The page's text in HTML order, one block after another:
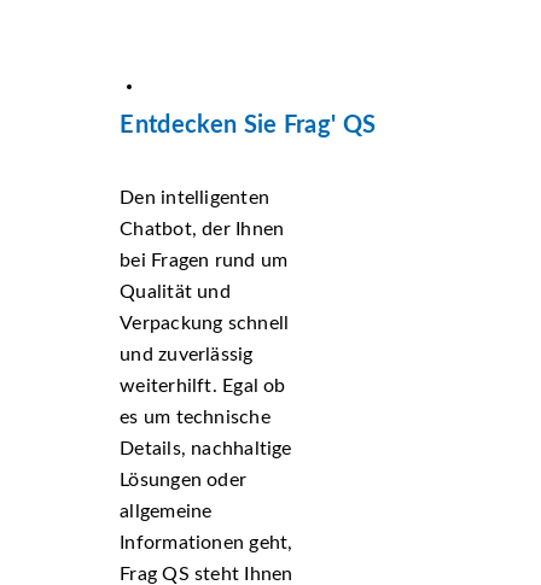
Entdecken Sie Frag' QS
Den intelligenten
Chatbot, der Ihnen
bei Fragen rund um
Qualität und
Verpackung schnell
und zuverlässig
weiterhilft. Egal ob
es um technische
Details, nachhaltige
Lösungen oder
allgemeine
Informationen geht,
Frag QS steht Ihnen